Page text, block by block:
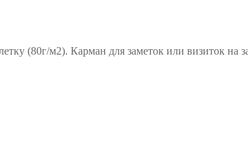
(80г/м2). Карман для заметок или визиток на